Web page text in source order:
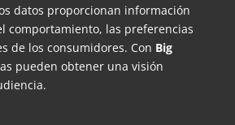
datos proporcionan información
comportamiento, las preferencias
de los consumidores. Con Big
pueden obtener una visión